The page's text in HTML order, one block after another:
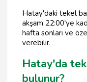
Hatay'daki tekel
akşam 22:00'ye
hafta sonları ve
verebilir.
Hatay'da
bulunur?